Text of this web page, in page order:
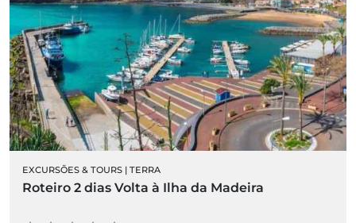
EXCURSÕES & TOURS | TERRA
Roteiro 2 dias Volta à Ilha da Madeira